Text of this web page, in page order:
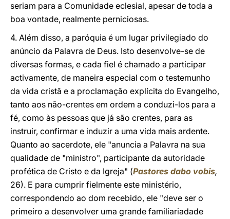
seriam para a Comunidade eclesial, apesar de toda a
boa vontade, realmente perniciosas.
4. Além disso, a paróquia é um lugar privilegiado do
anúncio da Palavra de Deus. Isto desenvolve-se de
diversas formas, e cada fiel é chamado a participar
activamente, de maneira especial com o testemunho
da vida cristã e a proclamação explícita do Evangelho,
tanto aos não-crentes em ordem a conduzi-los para a
fé, como às pessoas que já são crentes, para as
instruir, confirmar e induzir a uma vida mais ardente.
Quanto ao sacerdote, ele "anuncia a Palavra na sua
qualidade de "ministro", participante da autoridade
profética de Cristo e da Igreja" (Pastores dabo vobis,
26). E para cumprir fielmente este ministério,
correspondendo ao dom recebido, ele "deve ser o
primeiro a desenvolver uma grande familiariadade